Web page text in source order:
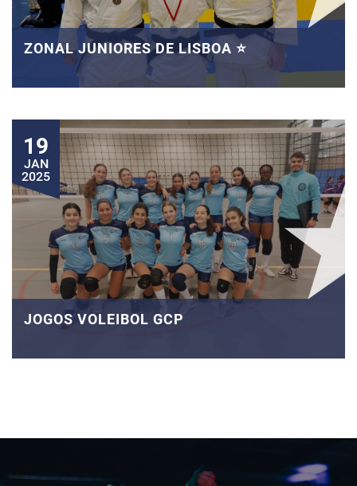
ZONAL JUNIORES DE LISBOA ⭐
19
JAN
2025
JOGOS VOLEIBOL GCP